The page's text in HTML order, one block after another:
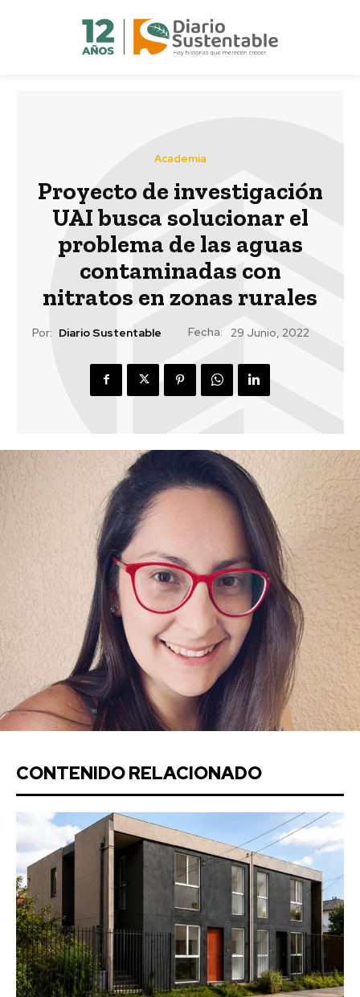
Academia
Proyecto de investigación
UAI busca solucionar el
problema de las aguas
contaminadas con
nitratos en zonas rurales
Por: Diario Sustentable Fecha: 29 Junio, 2022
CONTENIDO RELACIONADO